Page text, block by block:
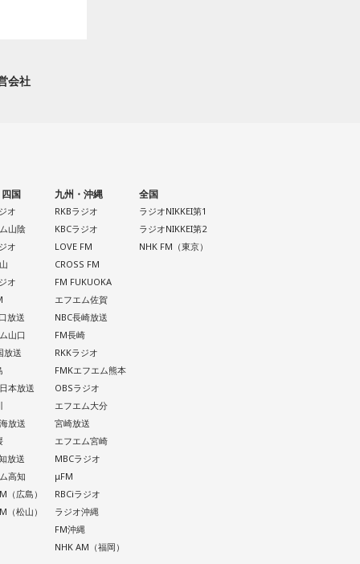
会社
国
オ
山陰
オ
オ
放送
山口
放送
本放送
放送
放送
高知
（広島）
（松山）
九州・沖縄
RKBラジオ
KBCラジオ
LOVE FM
CROSS FM
FM FUKUOKA
エフエム佐賀
NBC長崎放送
FM長崎
RKKラジオ
FMKエフエム熊本
OBSラジオ
エフエム大分
宮崎放送
エフエム宮崎
MBCラジオ
μFM
RBCiラジオ
ラジオ沖縄
FM沖縄
NHK AM（福岡）
全国
ラジオNIKKEI第1
ラジオNIKKEI第2
NHK FM（東京）